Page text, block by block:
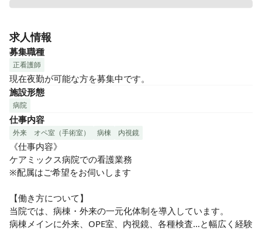
て、病院理念である「安心して頼れる病院」のもと、地域の
救急医療及び一般医療をはじめ、保健・福祉の実践者として
対象者のQOLの向上を目指し、温もりのある看護サービスを
提供します。
求人情報
募集職種
正看護師
現在夜勤が可能な方を募集中です。
施設形態
病院
仕事内容
外来 オペ室（手術室） 病棟 内視鏡
《仕事内容》
ケアミックス病院での看護業務
※配属はご希望をお伺いします
【働き方について】
当院では、病棟・外来の一元化体制を導入しています。
病棟メインに外来、OPE室、内視鏡、各種検査…と幅広く経験